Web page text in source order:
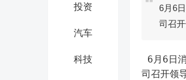
投资
汽车
科技
6月6
司召
司召开领